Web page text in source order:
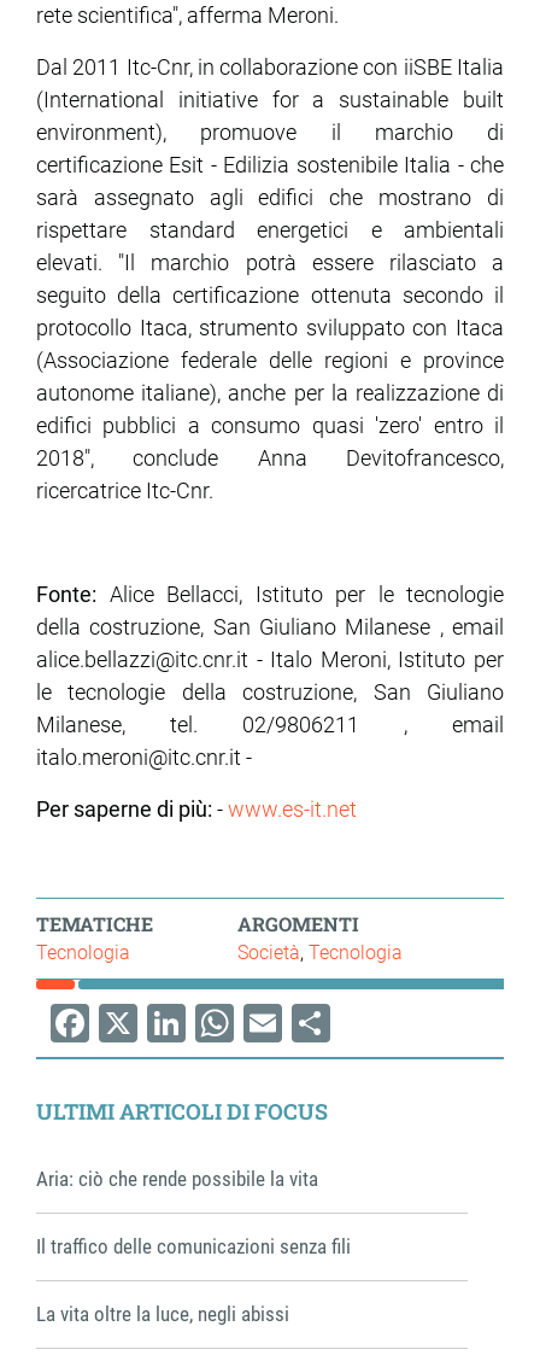
rete scientifica", afferma Meroni.
Dal 2011 Itc-Cnr, in collaborazione con iiSBE Italia
(International initiative for a sustainable built
environment), promuove il marchio di
certificazione Esit - Edilizia sostenibile Italia - che
sarà assegnato agli edifici che mostrano di
rispettare standard energetici e ambientali
elevati. "Il marchio potrà essere rilasciato a
seguito della certificazione ottenuta secondo il
protocollo Itaca, strumento sviluppato con Itaca
(Associazione federale delle regioni e province
autonome italiane), anche per la realizzazione di
edifici pubblici a consumo quasi 'zero' entro il
2018", conclude Anna Devitofrancesco,
ricercatrice Itc-Cnr.
Fonte: Alice Bellacci, Istituto per le tecnologie
della costruzione, San Giuliano Milanese , email
alice.bellazzi@itc.cnr.it - Italo Meroni, Istituto per
le tecnologie della costruzione, San Giuliano
Milanese, tel. 02/9806211 , email
italo.meroni@itc.cnr.it -
Per saperne di più: -www.es-it.net
TEMATICHE
Tecnologia
ARGOMENTI
Società Tecnologia
Facebook
X LinkedIn
WhatsApp
EmailShare
ULTIMI ARTICOLI DI FOCUS
Aria: ciò che rende possibile la vita
Il traffico delle comunicazioni senza fili
La vita oltre la luce, negli abissi